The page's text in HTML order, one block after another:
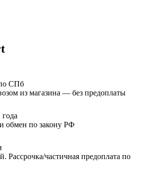
СПб
из магазина — без предоплаты
обмен по закону РФ
Рассрочка/частичная предоплата по